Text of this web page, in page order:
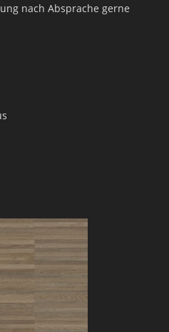
nach Absprache gerne